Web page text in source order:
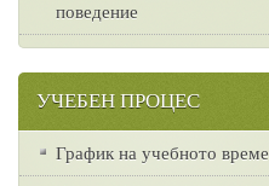
поведение
УЧЕБЕН ПРОЦЕС
График на учебното време